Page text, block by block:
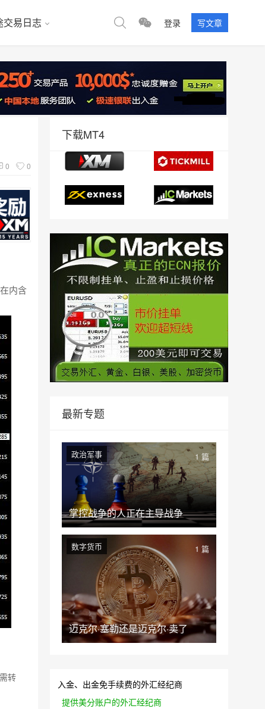
交易日志 登录 写文章
0 0
内含
转
下载MT4
最新专题
掌控战争的人正在主导战争
政治军事 1 篇
迈克尔·塞勒还是迈克尔·卖了
数字货币 1 篇
入金、出金免手续费的外汇经纪商
提供美分账户的外汇经纪商